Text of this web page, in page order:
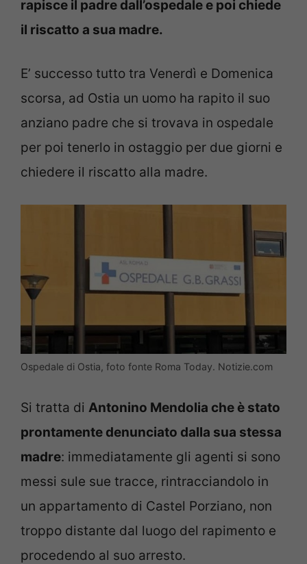
rapisce il padre dall’ospedale e poi chiede
il riscatto a sua madre.
E’ successo tutto tra Venerdì e Domenica
scorsa, ad Ostia un uomo ha rapito il suo
anziano padre che si trovava in ospedale
per poi tenerlo in ostaggio per due giorni e
chiedere il riscatto alla madre.
Ospedale di Ostia, foto fonte Roma Today. Notizie.com
Si tratta di Antonino Mendolia che è stato
prontamente denunciato dalla sua stessa
madre: immediatamente gli agenti si sono
messi sule sue tracce, rintracciandolo in
un appartamento di Castel Porziano, non
troppo distante dal luogo del rapimento e
procedendo al suo arresto.